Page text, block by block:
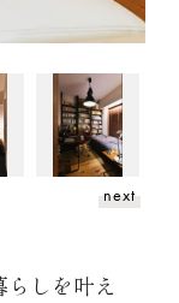
next
しを叶え